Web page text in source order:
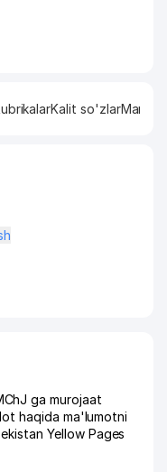
Kalit so'zlarManzil
ga murojaat
haqida ma'lumotni
Yellow Pages